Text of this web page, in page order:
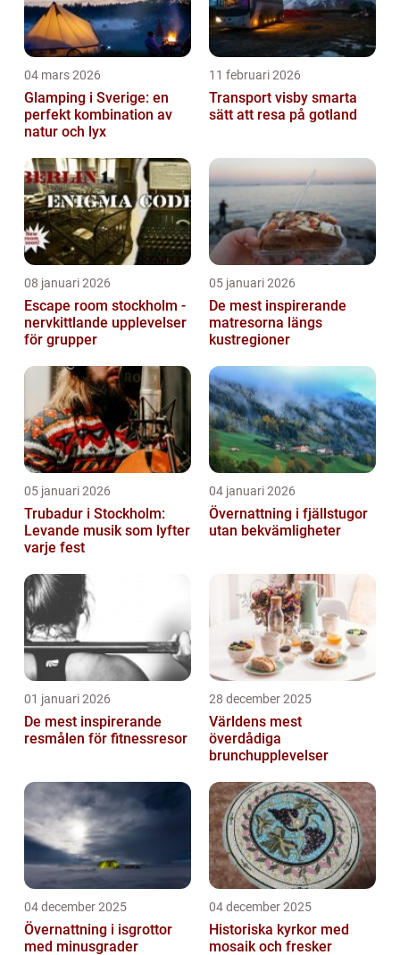
04 mars 2026
Glamping i Sverige: en
perfekt kombination av
natur och lyx
11 februari 2026
Transport visby smarta
sätt att resa på gotland
08 januari 2026
Escape room stockholm -
nervkittlande upplevelser
för grupper
05 januari 2026
De mest inspirerande
matresorna längs
kustregioner
05 januari 2026
Trubadur i Stockholm:
Levande musik som lyfter
varje fest
04 januari 2026
Övernattning i fjällstugor
utan bekvämligheter
01 januari 2026
De mest inspirerande
resmålen för fitnessresor
28 december 2025
Världens mest
överdådiga
brunchupplevelser
04 december 2025
Övernattning i isgrottor
med minusgrader
04 december 2025
Historiska kyrkor med
mosaik och fresker